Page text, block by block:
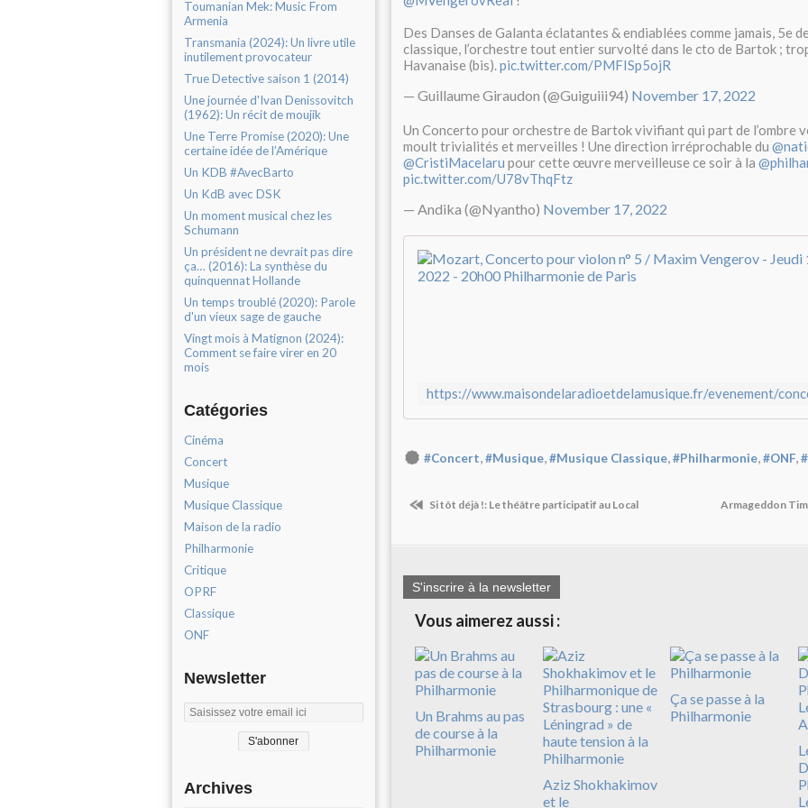
Toumanian Mek: Music From
Armenia
Transmania (2024): Un livre utile
inutilement provocateur
True Detective saison 1 (2014)
Une journée d'Ivan Denissovitch
(1962): Un récit de moujik
Une Terre Promise (2020): Une
certaine idée de l’Amérique
Un KDB #AvecBarto
Un KdB avec DSK
Un moment musical chez les
Schumann
Un président ne devrait pas dire
ça… (2016): La synthèse du
quinquennat Hollande
Un temps troublé (2020): Parole
d'un vieux sage de gauche
Vingt mois à Matignon (2024):
Comment se faire virer en 20
mois
Catégories
Cinéma
Concert
Musique
Musique Classique
Maison de la radio
Philharmonie
Critique
OPRF
Classique
ONF
Newsletter
Archives
Des Danses de Galanta éclatantes & endiablées comme jamais, 5e
classique, l’orchestre tout entier survolté dans le cto de Bartok ;
Havanaise (bis).pic.twitter.com/PMFISp5ojR
— Guillaume Giraudon (@Guiguiii94) November 17, 2022
Un Concerto pour orchestre de Bartok vivifiant qui part de l’ombre
moult trivialités et merveilles ! Une direction irréprochable du
@CristiMacelaru pour cette œuvre merveilleuse ce soir à la
pic.twitter.com/U78vThqFtz
— Andika (@Nyantho) November 17, 2022
#Concert,#Musique,#Musique Classique,#Philharmonie,#ONF,
Si tôt déjà !: Le théâtre participatif au Local Armageddon
S'inscrire à la newsletter
Vous aimerez aussi :
Un Brahms au pas
de course à la
Philharmonie
Aziz Shokhakimov
et le
Ça se passe à la
Philharmonie